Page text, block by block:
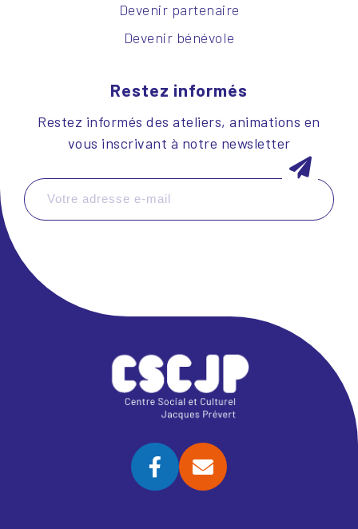
Devenir partenaire
Devenir bénévole
Restez informés
Restez informés des ateliers, animations en
vous inscrivant à notre newsletter